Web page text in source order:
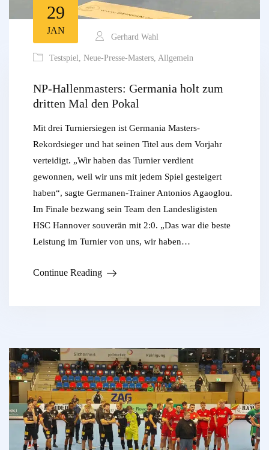
29
JAN
Gerhard Wahl
Testspiel Neue-Presse-Masters Allgemein
NP-Hallenmasters: Germania holt zum
dritten Mal den Pokal
Mit drei Turniersiegen ist Germania Masters-
Rekordsieger und hat seinen Titel aus dem Vorjahr
verteidigt. „Wir haben das Turnier verdient
gewonnen, weil wir uns mit jedem Spiel gesteigert
haben“, sagte Germanen-Trainer Antonios Agaoglou.
Im Finale bezwang sein Team den Landesligisten
HSC Hannover souverän mit 2:0. „Das war die beste
Leistung im Turnier von uns, wir haben…
Continue Reading